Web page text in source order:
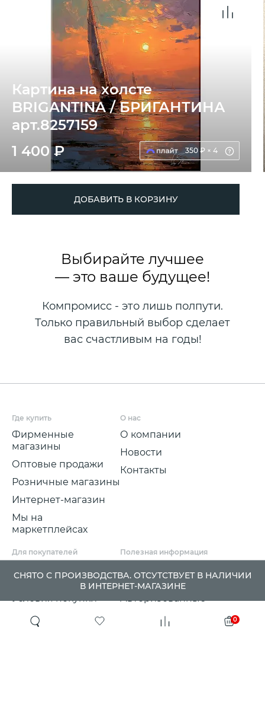
0
СНЯТО С ПРОИЗВОДСТВА. ОТСУТСТВУЕТ В НАЛИЧИИ
В ИНТЕРНЕТ-МАГАЗИНЕ
Картина на холсте
BRIGANTINA / БРИГАНТИНА
арт.8257159
1 400 ₽
350 ₽ × 4
ДОБАВИТЬ В КОРЗИНУ
Выбирайте лучшее
— это ваше будущее!
Компромисс - это лишь полпути.
Только правильный выбор сделает
вас счастливым на годы!
Где купить
Фирменные
магазины
Оптовые продажи
Розничные магазины
Интернет-магазин
Мы на
маркетплейсах
О нас
О компании
Новости
Контакты
Для покупателей
доставки
Условия покупки
Претензии, возвраты
и обмены
Полезная информация
программы
Авторизованные
партнеры